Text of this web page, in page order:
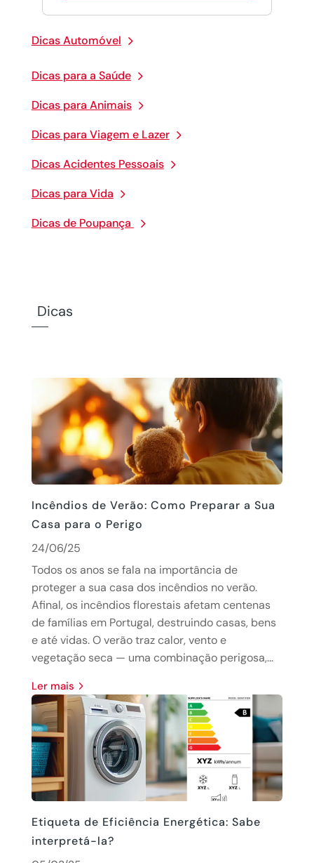
Dicas Automóvel
Dicas para a Saúde
Dicas para Animais
Dicas para Viagem e Lazer
Dicas Acidentes Pessoais
Dicas para Vida
Dicas de Poupança
Dicas
Incêndios de Verão: Como Preparar a Sua
Casa para o Perigo
24/06/25
Todos os anos se fala na importância de
proteger a sua casa dos incêndios no verão.
Afinal, os incêndios florestais afetam centenas
de famílias em Portugal, destruindo casas, bens
e até vidas. O verão traz calor, vento e
vegetação seca — uma combinação perigosa,...
Ler mais
Etiqueta de Eficiência Energética: Sabe
interpretá-la?